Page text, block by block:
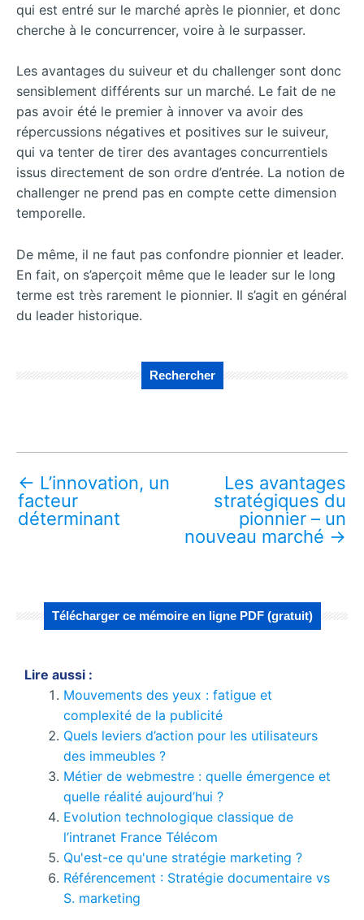
qui est entré sur le marché après le pionnier, et donc
cherche à le concurrencer, voire à le surpasser.
Les avantages du suiveur et du challenger sont donc
sensiblement différents sur un marché. Le fait de ne
pas avoir été le premier à innover va avoir des
répercussions négatives et positives sur le suiveur,
qui va tenter de tirer des avantages concurrentiels
issus directement de son ordre d’entrée. La notion de
challenger ne prend pas en compte cette dimension
temporelle.
De même, il ne faut pas confondre pionnier et leader.
En fait, on s’aperçoit même que le leader sur le long
terme est très rarement le pionnier. Il s’agit en général
du leader historique.
Rechercher
← L’innovation, un
facteur
déterminant
Les avantages
stratégiques du
pionnier – un
nouveau marché →
Télécharger ce mémoire en ligne PDF (gratuit)
Lire aussi :
Mouvements des yeux : fatigue et
complexité de la publicité
Quels leviers d’action pour les utilisateurs
des immeubles ?
Métier de webmestre : quelle émergence et
quelle réalité aujourd’hui ?
Evolution technologique classique de
l’intranet France Télécom
Qu'est-ce qu'une stratégie marketing ?
Référencement : Stratégie documentaire vs
S. marketing